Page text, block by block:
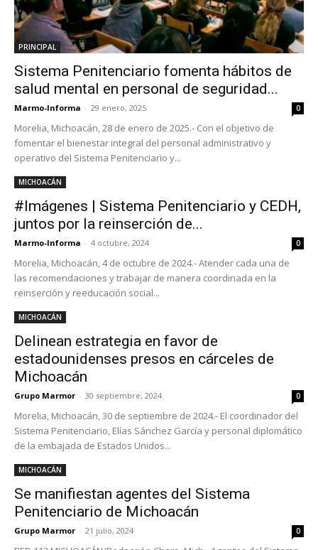
PRINCIPAL
Sistema Penitenciario fomenta hábitos de
salud mental en personal de seguridad...
Marmo-Informa - 29 enero, 2025 0
Morelia, Michoacán, 28 de enero de 2025.- Con el objetivo de
fomentar el bienestar integral del personal administrativo y
operativo del Sistema Penitenciario y...
MICHOACÁN
#Imágenes | Sistema Penitenciario y CEDH,
juntos por la reinserción de...
Marmo-Informa - 4 octubre, 2024 0
Morelia, Michoacán, 4 de octubre de 2024.- Atender cada una de
las recomendaciones y trabajar de manera coordinada en la
reinserción y reeducación social...
MICHOACÁN
Delinean estrategia en favor de
estadounidenses presos en cárceles de
Michoacán
Grupo Marmor - 30 septiembre, 2024 0
Morelia, Michoacán, 30 de septiembre de 2024.- El coordinador del
Sistema Penitenciario, Elías Sánchez García y personal diplomático
de la embajada de Estados Unidos...
MICHOACÁN
Se manifiestan agentes del Sistema
Penitenciario de Michoacán
Grupo Marmor - 21 julio, 2024 0